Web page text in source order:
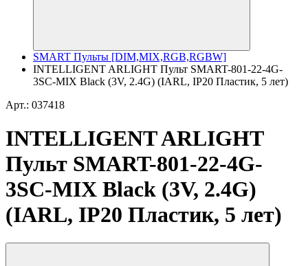
SMART Пульты [DIM,MIX,RGB,RGBW]
INTELLIGENT ARLIGHT Пульт SMART-801-22-4G-
3SC-MIX Black (3V, 2.4G) (IARL, IP20 Пластик, 5 лет)
Арт.: 037418
INTELLIGENT ARLIGHT
Пульт SMART-801-22-4G-
3SC-MIX Black (3V, 2.4G)
(IARL, IP20 Пластик, 5 лет)